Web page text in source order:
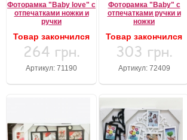
Фоторамка "Baby love" с
отпечатками ножки и
ручки
Товар закончился
264 грн.
Артикул: 71190
Фоторамка "Baby" с
отпечатками ручки и
ножки
Товар закончился
303 грн.
Артикул: 72409